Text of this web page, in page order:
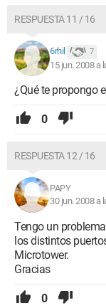
RESPUESTA 11 / 16
6rhil 7
15 jun. 2008 a
¿Qué te propongo
0
RESPUESTA 12 / 16
PAPY
30 jun. 2008 a
Tengo un
los distintos
Microtower.
Gracias
0